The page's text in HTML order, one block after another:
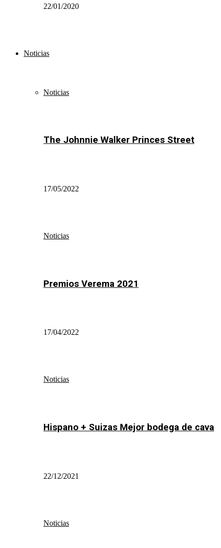
22/01/2020
Noticias
Noticias
The Johnnie Walker Princes Street
17/05/2022
Noticias
Premios Verema 2021
17/04/2022
Noticias
Hispano + Suizas Mejor bodega de cava
22/12/2021
Noticias